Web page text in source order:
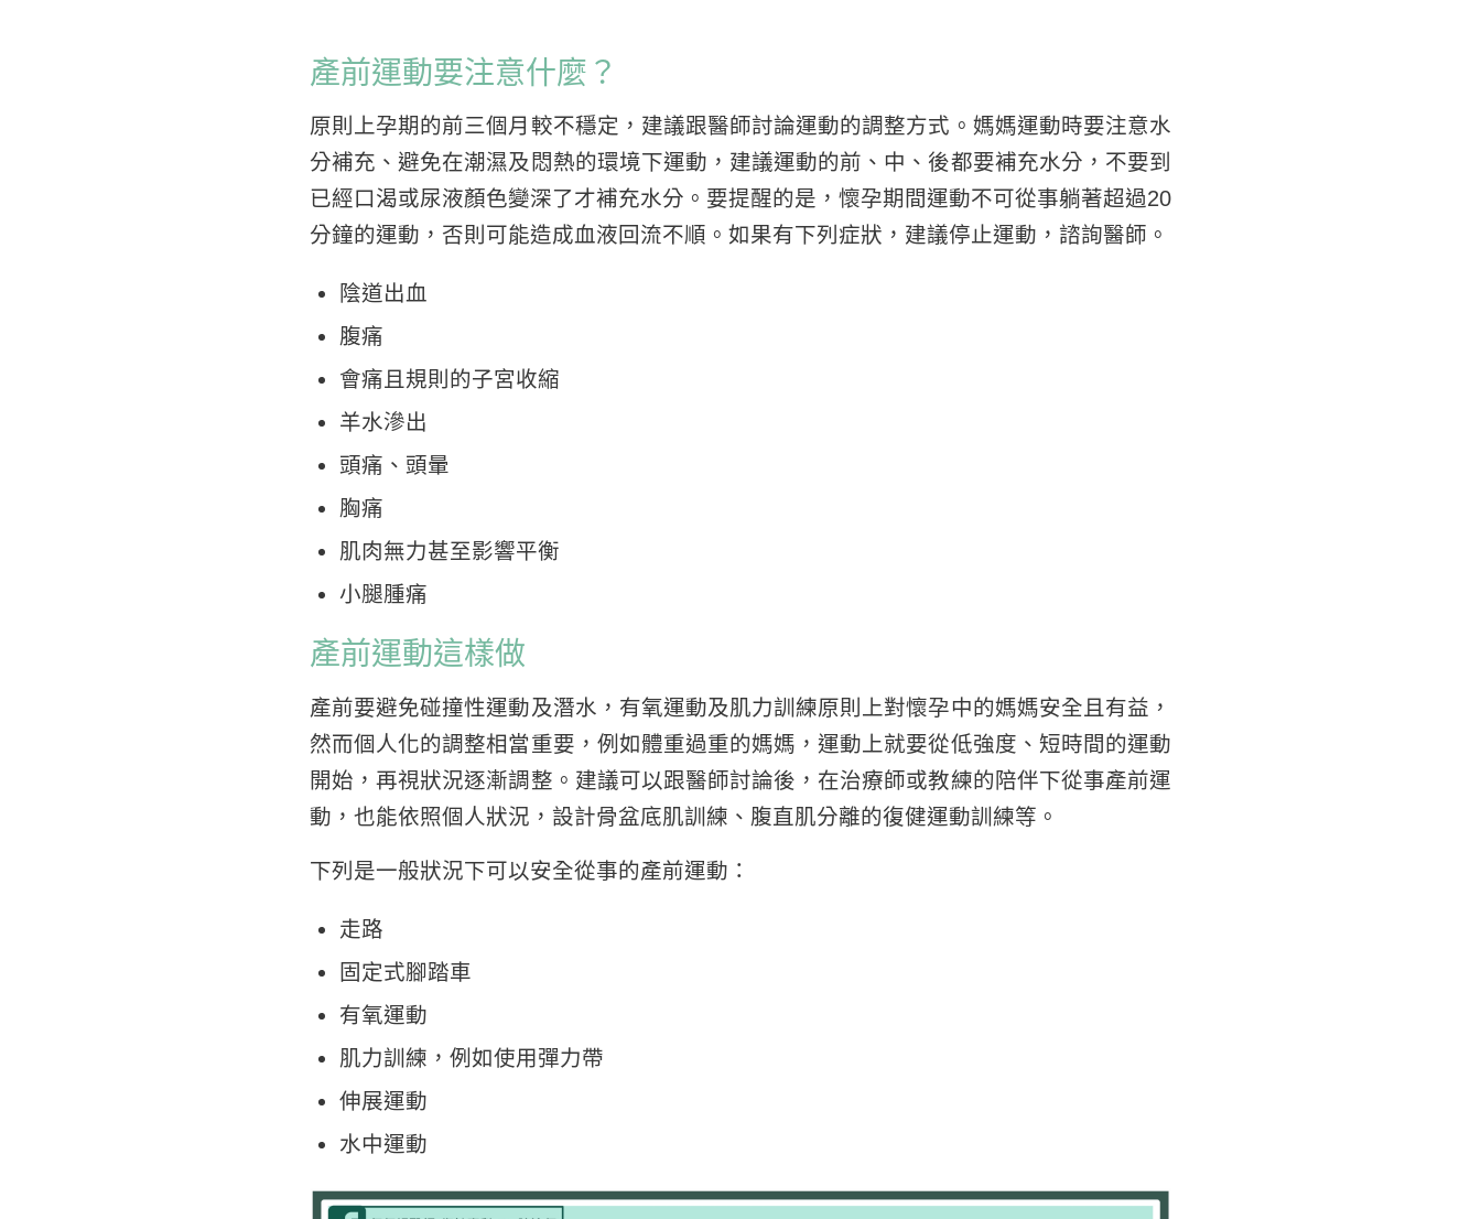
產前運動要注意什麼？
原則上孕期的前三個月較不穩定，建議跟醫師討論運動的調整方式。媽媽運動時要注意水
分補充、避免在潮濕及悶熱的環境下運動，建議運動的前、中、後都要補充水分，不要到
已經口渴或尿液顏色變深了才補充水分。要提醒的是，懷孕期間運動不可從事躺著超過20
分鐘的運動，否則可能造成血液回流不順。如果有下列症狀，建議停止運動，諮詢醫師。
陰道出血
腹痛
會痛且規則的子宮收縮
羊水滲出
頭痛、頭暈
胸痛
肌肉無力甚至影響平衡
小腿腫痛
產前運動這樣做
產前要避免碰撞性運動及潛水，有氧運動及肌力訓練原則上對懷孕中的媽媽安全且有益，
然而個人化的調整相當重要，例如體重過重的媽媽，運動上就要從低強度、短時間的運動
開始，再視狀況逐漸調整。建議可以跟醫師討論後，在治療師或教練的陪伴下從事產前運
動，也能依照個人狀況，設計骨盆底肌訓練、腹直肌分離的復健運動訓練等。
下列是一般狀況下可以安全從事的產前運動：
走路
固定式腳踏車
有氧運動
肌力訓練，例如使用彈力帶
伸展運動
水中運動